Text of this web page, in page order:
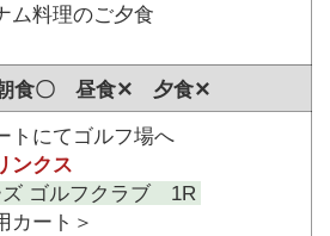
ム料理のご夕食
食〇 昼食✕ 夕食✕
にてゴルフ場へ
ンクス
ズ ゴルフクラブ 1R
カート＞